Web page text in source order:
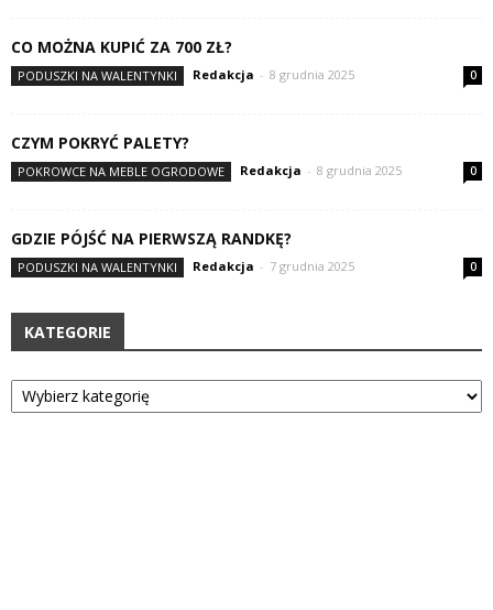
CO MOŻNA KUPIĆ ZA 700 ZŁ?
PODUSZKI NA WALENTYNKI Redakcja - 8 grudnia 2025 0
CZYM POKRYĆ PALETY?
POKROWCE NA MEBLE OGRODOWE Redakcja - 8 grudnia 2025 0
GDZIE PÓJŚĆ NA PIERWSZĄ RANDKĘ?
PODUSZKI NA WALENTYNKI Redakcja - 7 grudnia 2025 0
KATEGORIE
Kategorie